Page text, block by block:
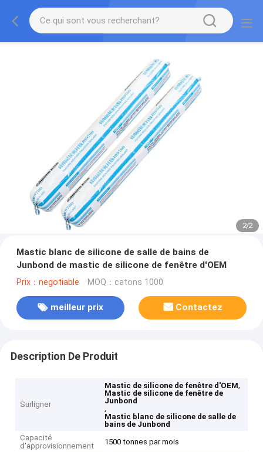
2/2
Mastic blanc de silicone de salle de bains de
Junbond de mastic de silicone de fenêtre d'OEM
Prix：negotiable MOQ：catons 1000
meilleur prix Contactez
Description De Produit
Surligner
Mastic de silicone de fenêtre d'OEM,
Mastic de silicone de fenêtre de
Junbond
,
Mastic blanc de silicone de salle de
bains de Junbond
Capacité
d'approvisionnement
1500 tonnes par mois